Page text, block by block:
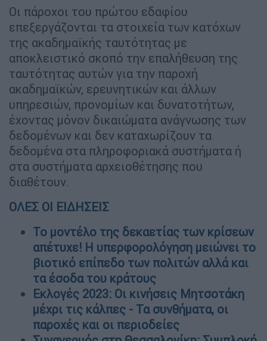
Οι πάροχοι του πρώτου εδαφίου
επεξεργάζονται τα στοιχεία των κατόχων
της ακαδημαϊκής ταυτότητας με
αποκλειστικό σκοπό την επαλήθευση της
ταυτότητας αυτών για την παροχή
ακαδημαϊκών, ερευνητικών και άλλων
υπηρεσιών, προνομίων και δυνατοτήτων,
έχοντας μόνον δικαιώματα ανάγνωσης των
δεδομένων και δεν καταχωρίζουν τα
δεδομένα στα πληροφοριακά συστήματα ή
στα συστήματα αρχειοθέτησης που
διαθέτουν.
ΟΛΕΣ ΟΙ ΕΙΔΗΣΕΙΣ
Το μοντέλο της δεκαετίας των κρίσεων
απέτυχε! Η υπερφορολόγηση μειώνει το
βιοτικό επίπεδο των πολιτών αλλά και
τα έσοδα του κράτους
Εκλογές 2023: Οι κινήσεις Μητσοτάκη
μέχρι τις κάλπες - Τα συνθήματα, οι
παροχές και οι περιοδείες